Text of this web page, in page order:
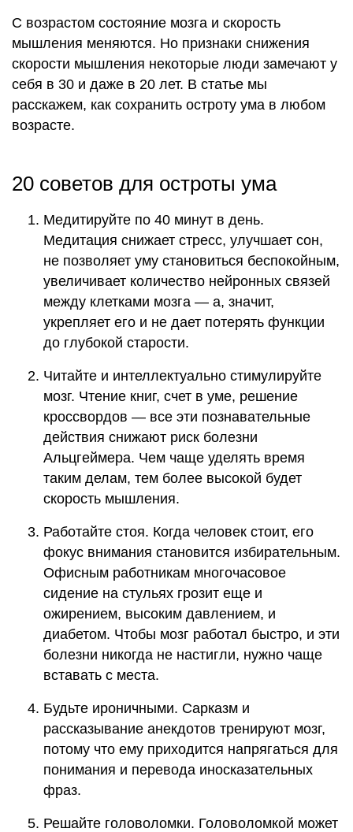
С возрастом состояние мозга и скорость
мышления меняются. Но признаки снижения
скорости мышления некоторые люди замечают у
себя в 30 и даже в 20 лет. В статье мы
расскажем, как сохранить остроту ума в любом
возрасте.
20 советов для остроты ума
Медитируйте по 40 минут в день.
Медитация снижает стресс, улучшает сон,
не позволяет уму становиться беспокойным,
увеличивает количество нейронных связей
между клетками мозга — а, значит,
укрепляет его и не дает потерять функции
до глубокой старости.
Читайте и интеллектуально стимулируйте
мозг. Чтение книг, счет в уме, решение
кроссвордов — все эти познавательные
действия снижают риск болезни
Альцгеймера. Чем чаще уделять время
таким делам, тем более высокой будет
скорость мышления.
Работайте стоя. Когда человек стоит, его
фокус внимания становится избирательным.
Офисным работникам многочасовое
сидение на стульях грозит еще и
ожирением, высоким давлением, и
диабетом. Чтобы мозг работал быстро, и эти
болезни никогда не настигли, нужно чаще
вставать с места.
Будьте ироничными. Сарказм и
рассказывание анекдотов тренируют мозг,
потому что ему приходится напрягаться для
понимания и перевода иносказательных
фраз.
Решайте головоломки. Головоломкой может